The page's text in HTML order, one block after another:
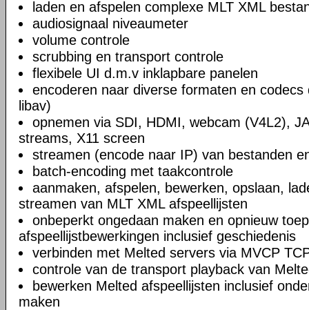
laden en afspelen complexe MLT XML
audiosignaal niveaumeter
volume controle
scrubbing en transport controle
flexibele UI d.m.v inklapbare panelen
encoderen naar diverse formaten en codecs
libav)
opnemen via SDI, HDMI, webcam (V4L2),
streams, X11 screen
streamen (encode naar IP) van bestanden
batch-encoding met taakcontrole
aanmaken, afspelen, bewerken, opslaan,
streamen van MLT XML afspeellijsten
onbeperkt ongedaan maken en opnieuw
afspeellijstbewerkingen inclusief geschiedenis
verbinden met Melted servers via MVCP
controle van de transport playback van
bewerken Melted afspeellijsten inclusief
maken